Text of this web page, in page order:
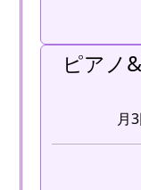
ピアノ
月